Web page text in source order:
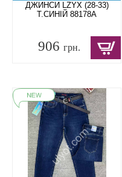
ДЖИНСИ LZYX (28-33)
Т.СИНІЙ 88178A
906 грн.